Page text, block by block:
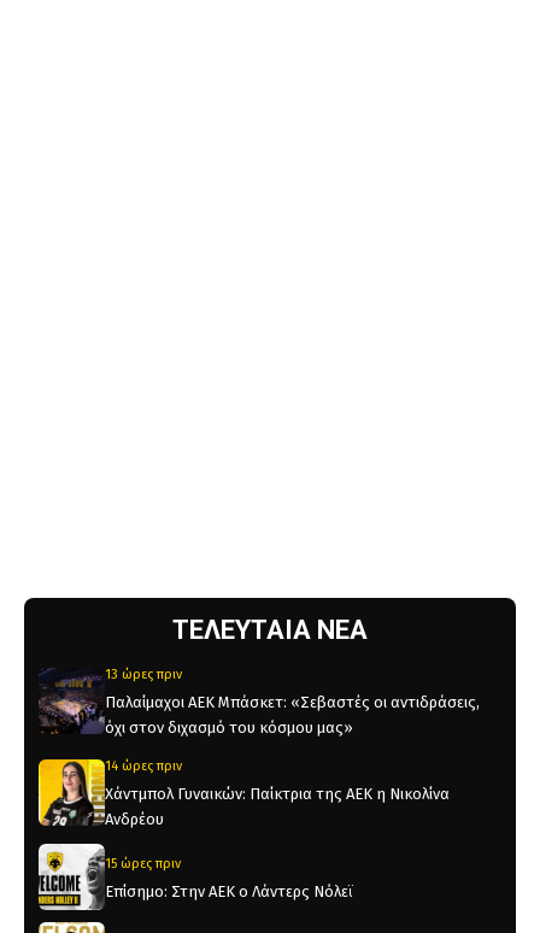
ΤΕΛΕΥΤΑΙΑ ΝΕΑ
13 ώρες πριν
Παλαίμαχοι ΑΕΚ Μπάσκετ: «Σεβαστές οι αντιδράσεις,
όχι στον διχασμό του κόσμου μας»
14 ώρες πριν
Χάντμπολ Γυναικών: Παίκτρια της ΑΕΚ η Νικολίνα
Ανδρέου
15 ώρες πριν
Επίσημο: Στην ΑΕΚ ο Λάντερς Νόλεϊ